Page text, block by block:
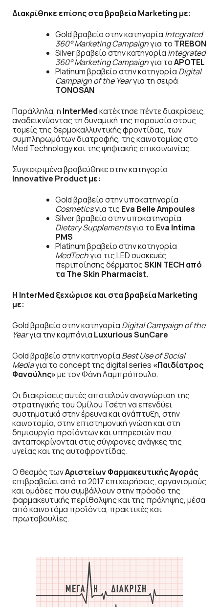
Διακρίθηκε επίσης στα βραβεία Marketing με:
Gold βραβείο στην κατηγορία Integrated
360° Marketing Campaignγια το TREBON
Silver βραβείο στην κατηγορία Integrated
360° Marketing Campaignγια τοAPOTEL
Platinum βραβείο στην κατηγορία Digital
Campaign of the Yearγια τη σειρά
TONOSAN
Παράλληλα, η InterMedκατέκτησε πέντε διακρίσεις,
αναδεικνύοντας τη δυναμική της παρουσία στους
τομείς της δερμοκαλλυντικής φροντίδας, των
συμπληρωμάτων διατροφής, της καινοτομίας στο
Med Technology και της ψηφιακής επικοινωνίας.
Συγκεκριμένα βραβεύθηκε στην κατηγορία
Innovative Productμε:
Gold βραβείο στην υποκατηγορία
Cosmeticsγια τις Eva Belle Ampoules
Silver βραβείο στην υποκατηγορία
Dietary Supplementsγια το Eva Intima
PMS
Platinum βραβείο στην κατηγορία
MedTechγια τις LED συσκευές
περιποίησης δέρματοςSKIN TECH από
τα TheSkin Pharmacist.
H InterMed ξεχώρισε και στα βραβεία Marketing
με:
Gold βραβείο στην κατηγορία Digital Campaign of the
Yearγια την καμπάνια Luxurious SunCare
Gold βραβείο στην κατηγορία Best Use of Social
Mediaγια το concept της digital series «Παιδίατρος
Φανούλης»με τον Φάνη Λαμπρόπουλο.
Οι διακρίσεις αυτές αποτελούν αναγνώριση της
στρατηγικής του Ομίλου Τσέτη να επενδύει
συστηματικά στην έρευνα και ανάπτυξη, στην
καινοτομία, στην επιστημονική γνώση και στη
δημιουργία προϊόντων και υπηρεσιών που
ανταποκρίνονται στις σύγχρονες ανάγκες της
υγείας και της αυτοφροντίδας.
Ο θεσμός τωνΑριστείων Φαρμακευτικής Αγοράς
επιβραβεύει από το 2017 επιχειρήσεις, οργανισμούς
και ομάδες που συμβάλλουν στην πρόοδο της
φαρμακευτικής περίθαλψης και της πρόληψης, μέσα
από καινοτόμα προϊόντα, πρακτικές και
πρωτοβουλίες.